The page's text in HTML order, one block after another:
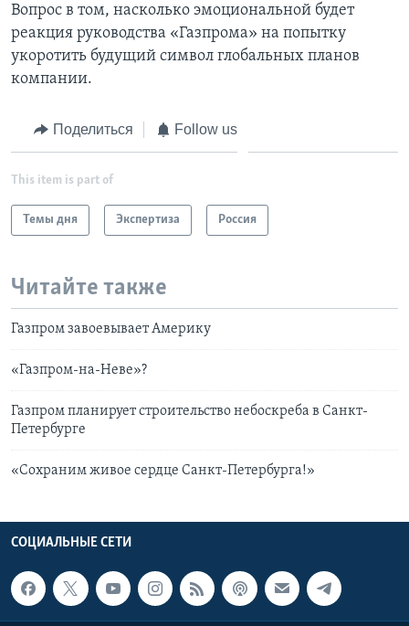
Вопрос в том, насколько эмоциональной будет
реакция руководства «Газпрома» на попытку
укоротить будущий символ глобальных планов
компании.
Поделиться Follow us
This item is part of
Темы дня Экспертиза Россия
Читайте также
Газпром завоевывает Америку
«Газпром-на-Неве»?
Газпром планирует строительство небоскреба в Санкт-
Петербурге
«Сохраним живое сердце Санкт-Петербурга!»
СОЦИАЛЬНЫЕ СЕТИ